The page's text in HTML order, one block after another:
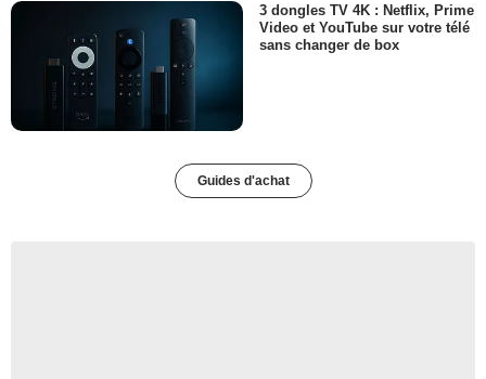
3 dongles TV 4K : Netflix, Prime
Video et YouTube sur votre télé
sans changer de box
Guides d'achat